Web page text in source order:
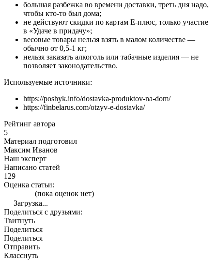
большая разбежка во времени доставки, треть дня надо,
чтобы кто-то был дома;
не действуют скидки по картам Е-плюс, только участие
в «Удаче в придачу»;
весовые товары нельзя взять в малом количестве —
обычно от 0,5-1 кг;
нельзя заказать алкоголь или табачные изделия — не
позволяет законодательство.
Используемые источники:
https://poshyk.info/dostavka-produktov-na-dom/
https://finbelarus.com/otzyv-e-dostavka/
Рейтинг автора
5
Материал подготовил
Максим Иванов
Наш эксперт
Написано статей
129
Оценка статьи:
(пока оценок нет)
Загрузка...
Поделиться с друзьями:
Твитнуть
Поделиться
Поделиться
Отправить
Класснуть